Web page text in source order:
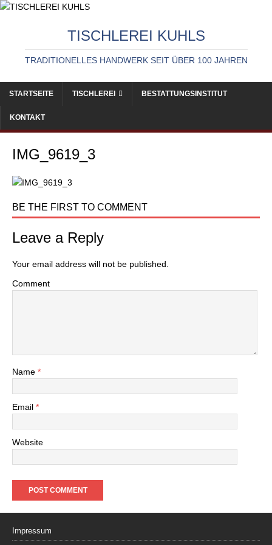
TISCHLEREI KUHLS
TRADITIONELLES HANDWERK SEIT ÜBER 100 JAHREN
STARTSEITE TISCHLEREI BESTATTUNGSINSTITUT
KONTAKT
IMG_9619_3
BE THE FIRST TO COMMENT
Leave a Reply
Your email address will not be published.
Comment
Name *
Email *
Website
Impressum